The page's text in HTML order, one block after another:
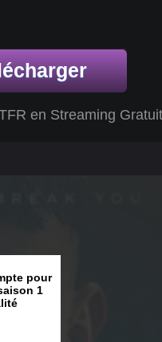
en Streaming Gratuit
pour
1